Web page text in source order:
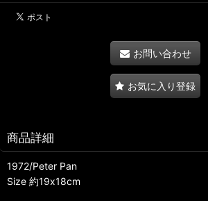
お問い合わせ
お気に入り登録
商品詳細
1972/Peter Pan
Size 約19x18cm